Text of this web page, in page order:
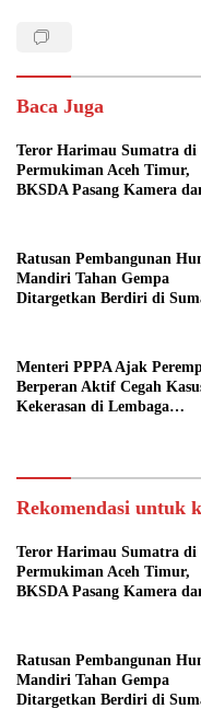
Baca Juga
Teror Harimau Sumatra di
Permukiman Aceh Timur,
BKSDA Pasang Kamera
Ratusan Pembangunan
Mandiri Tahan Gempa
Ditargetkan Berdiri di
Menteri PPPA Ajak
Berperan Aktif Cegah
Kekerasan di Lembaga
Rekomendasi untuk
Teror Harimau Sumatra di
Permukiman Aceh Timur,
BKSDA Pasang Kamera
Ratusan Pembangunan
Mandiri Tahan Gempa
Ditargetkan Berdiri di